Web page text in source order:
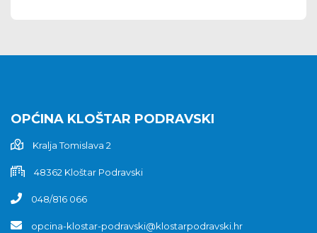
OPĆINA KLOŠTAR PODRAVSKI
Kralja Tomislava 2
48362 Kloštar Podravski
048/816 066
opcina-klostar-podravski@klostarpodravski.hr